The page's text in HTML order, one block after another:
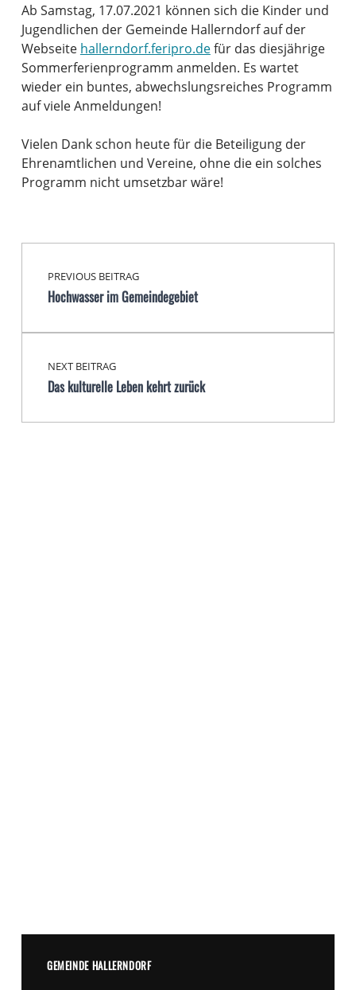
Ab Samstag, 17.07.2021 können sich die Kinder und
Jugendlichen der Gemeinde Hallerndorf auf der
Webseite hallerndorf.feripro.defür das diesjährige
Sommerferienprogramm anmelden. Es wartet
wieder ein buntes, abwechslungsreiches Programm
auf viele Anmeldungen!
Vielen Dank schon heute für die Beteiligung der
Ehrenamtlichen und Vereine, ohne die ein solches
Programm nicht umsetzbar wäre!
Skip back to main navigation
Beitragsnavigation
PREVIOUS BEITRAG
Hochwasser im Gemeindegebiet
NEXT BEITRAG
Das kulturelle Leben kehrt zurück
GEMEINDE HALLERNDORF